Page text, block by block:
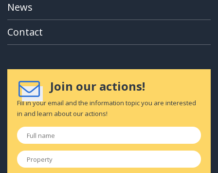
News
Contact
Join our actions!
Fill in your email and the information topic you are interested
in and learn about our actions!
Full
name
*
Property